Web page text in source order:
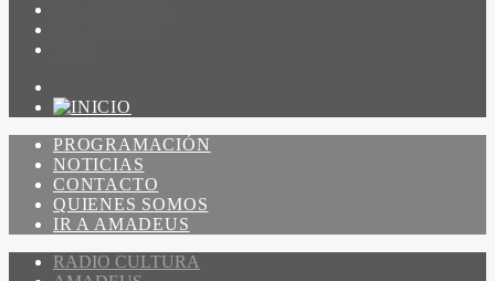
PROGRAMACIÓN
NOTICIAS
CONTACTO
QUIENES SOMOS
IR A AMADEUS
RADIO CULTURA